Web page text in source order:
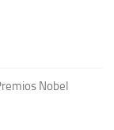
Nobel